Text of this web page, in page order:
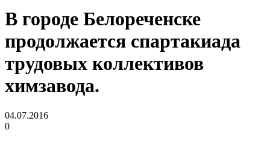
В городе Белореченске
продолжается спартакиада
трудовых коллективов
химзавода.
04.07.2016
0